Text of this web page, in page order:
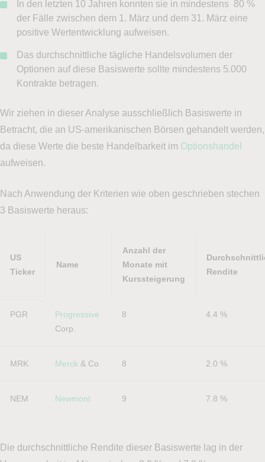
In den letzten 10 Jahren konnten sie in mindestens 80 %
der Fälle zwischen dem 1. März und dem 31. März eine
positive Wertentwicklung aufweisen.
Das durchschnittliche tägliche Handelsvolumen der
Optionen auf diese Basiswerte sollte mindestens 5.000
Kontrakte betragen.
Wir ziehen in dieser Analyse ausschließlich Basiswerte in
Betracht, die an US-amerikanischen Börsen gehandelt werden,
da diese Werte die beste Handelbarkeit im Optionshandel
aufweisen.
Nach Anwendung der Kriterien wie oben geschrieben stechen
3 Basiswerte heraus:
US
Ticker
Name
Anzahl der
Monate mit
Kurssteigerung
Rendite
Ticker
Monate mit
Rendite
PGR
Progressive
Corp.
8 4.4 %
MRK Merck & Co 8 2.0 %
NEM Newmont 9 7.8 %
Die durchschnittliche Rendite dieser Basiswerte lag in der